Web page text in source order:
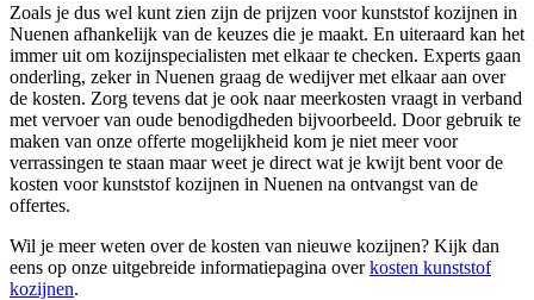
Zoals je dus wel kunt zien zijn de prijzen voor kunststof kozijnen in
Nuenen afhankelijk van de keuzes die je maakt. En uiteraard kan het
immer uit om kozijnspecialisten met elkaar te checken. Experts gaan
onderling, zeker in Nuenen graag de wedijver met elkaar aan over
de kosten. Zorg tevens dat je ook naar meerkosten vraagt in verband
met vervoer van oude benodigdheden bijvoorbeeld. Door gebruik te
maken van onze offerte mogelijkheid kom je niet meer voor
verrassingen te staan maar weet je direct wat je kwijt bent voor de
kosten voor kunststof kozijnen in Nuenen na ontvangst van de
offertes.
Wil je meer weten over de kosten van nieuwe kozijnen? Kijk dan
eens op onze uitgebreide informatiepagina overkosten kunststof
kozijnen.